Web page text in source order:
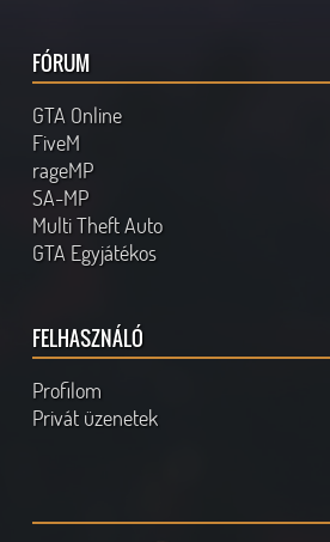
FÓRUM
GTA Online
FiveM
rageMP
SA-MP
Multi Theft Auto
GTA Egyjátékos
FELHASZNÁLÓ
Profilom
Privát üzenetek